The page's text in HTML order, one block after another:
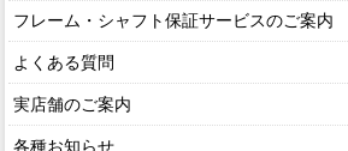
フレーム・シャフト保証サービスのご案内
よくある質問
実店舗のご案内
各種お知らせ